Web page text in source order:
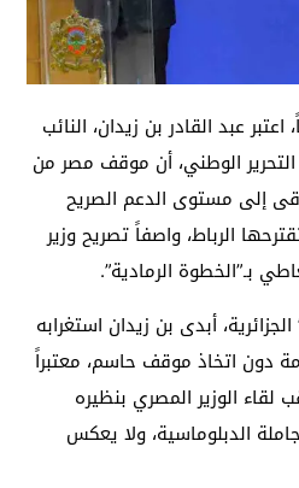
عبد القادر بن زيدان، النائب
التحرير الوطني، أن موقف مصر من
إلى مستوى الدعم الصريح
الرباط، واصفاً تصريح وزير
بـ”الخطوة الرمادية”.
أبدى بن زيدان استغرابه
دون اتخاذ موقف حاسم، معتبراً
لقاء الوزير المصري بنظيره
الدبلوماسية، ولا يعكس